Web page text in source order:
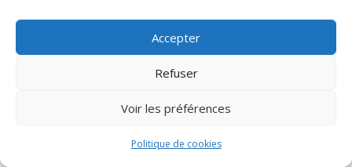
Accepter
Refuser
Voir les préférences
Politique de cookies